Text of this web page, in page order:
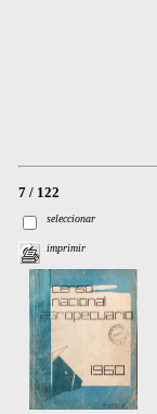
7 / 122
seleccionar
imprimir